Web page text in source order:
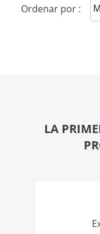
Ordenar por :
LA